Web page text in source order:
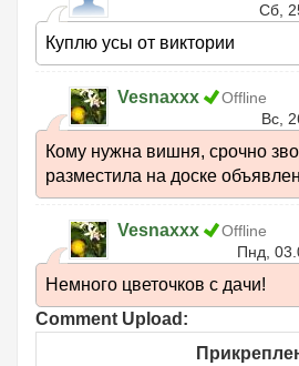
Сб,
Куплю усы от виктории
Vesnaxxx
Offline
Вс,
Кому нужна вишня, срочно
разместила на доске
Vesnaxxx
Offline
Пнд,
Немного цветочков с дачи!
Comment Upload: